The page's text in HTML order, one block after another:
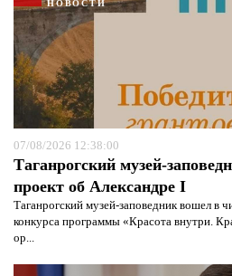
НОВОСТИ
07/08/2026 12:38:00
Таганрогский музей-
проект об Александре I
Таганрогский музей-заповедник вошел в
конкурса программы «Красота внутри.
ор...